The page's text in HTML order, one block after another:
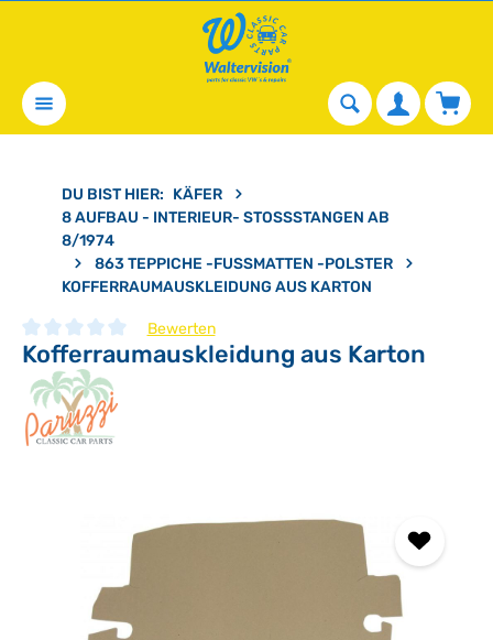
DU BIST HIER: KÄFER
8 AUFBAU - INTERIEUR- STOSSSTANGEN AB 8
/1974
863 TEPPICHE -FUSSMATTEN -POLSTER
KOFFERRAUMAUSKLEIDUNG AUS KARTON
Durchschnittliche Bewertung von 0 von 5 Sternen
Bewerten
Kofferraumauskleidung aus Karton